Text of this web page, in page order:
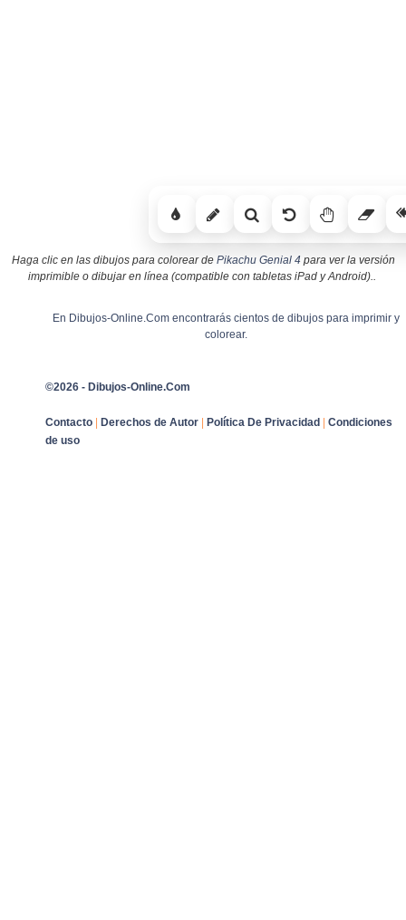
Haga clic en las dibujos para colorear de Pikachu Genial 4para ver la versión
imprimible o dibujar en línea (compatible con tabletas iPad y Android)..
En Dibujos-Online.Com encontrarás cientos de dibujos para imprimir y
colorear.
©2026 - Dibujos-Online.Com
Contacto | Derechos de Autor | Política De Privacidad | Condiciones
de uso